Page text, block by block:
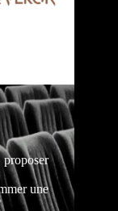
proposer
une